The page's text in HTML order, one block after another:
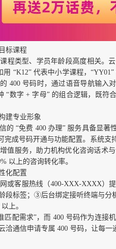
标课程
程类型、学员年龄段高度相关。
“K12” 代表中小学课程，
400 号码时，通过语音导航输入
“数字 + 字母” 的组合逻辑，既符
建专业形象
的 “免费 400 办理” 服务具备显
完成号码开通与功能配置。系统
值服务，助力机构优化咨询话术
以上的咨询转化率。
化配置
或客服热线（400-XXX-XXXX）
段标签；③后台绑定接听终端与分
上。
匹配需求”，而 400 号码作为连接
洽通信申请专属 400 号码，让每一